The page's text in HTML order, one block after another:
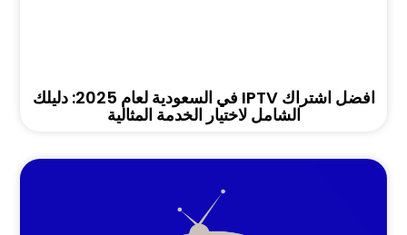
افضل اشتراك IPTV في السعودية لعام 2025: دليلك
الشامل لاختيار الخدمة المثالية